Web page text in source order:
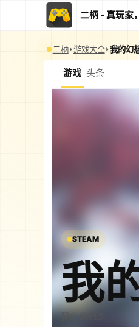
二柄 - 真玩家
二柄 游戏大全 我的幻
游戏 头条
STEAM
我